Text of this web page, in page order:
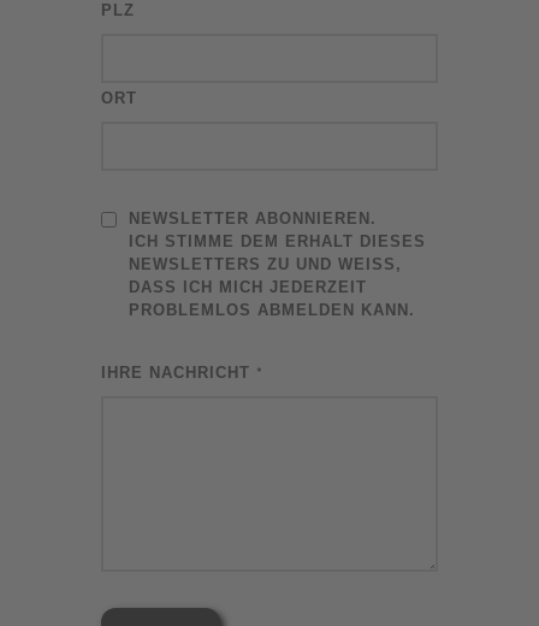
PLZ
ORT
NEWSLETTER ABONNIEREN.
ICH STIMME DEM ERHALT DIESES
NEWSLETTERS ZU UND WEISS, D
ASS ICH MICH JEDERZEIT P
ROBLEMLOS ABMELDEN KANN.
IHRE NACHRICHT *